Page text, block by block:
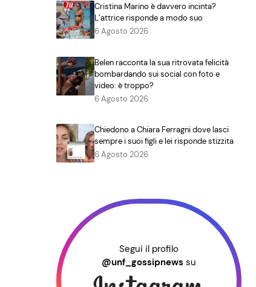
Cristina Marino è davvero incinta?
L’attrice risponde a modo suo
6 Agosto 2026
Belen racconta la sua ritrovata felicità
bombardando sui social con foto e
video: è troppo?
6 Agosto 2026
Chiedono a Chiara Ferragni dove lasci
sempre i suoi figli e lei risponde stizzita
6 Agosto 2026
Segui il profilo
@unf_gossipnews su